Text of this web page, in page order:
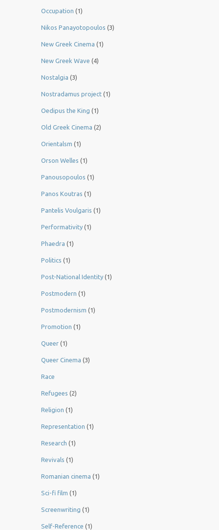
Occupation (1)
Nikos Panayotopoulos (3)
New Greek Cinema (1)
New Greek Wave (4)
Nostalgia (3)
Nostradamus project (1)
Oedipus the King (1)
Old Greek Cinema (2)
Orientalsm (1)
Orson Welles (1)
Panousopoulos (1)
Panos Koutras (1)
Pantelis Voulgaris (1)
Performativity (1)
Phaedra (1)
Politics (1)
Post-National Identity (1)
Postmodern (1)
Postmodernism (1)
Promotion (1)
Queer (1)
Queer Cinema (3)
Race
Refugees (2)
Religion (1)
Representation (1)
Research (1)
Revivals (1)
Romanian cinema (1)
Sci-fi film (1)
Screenwriting (1)
Self-Reference (1)